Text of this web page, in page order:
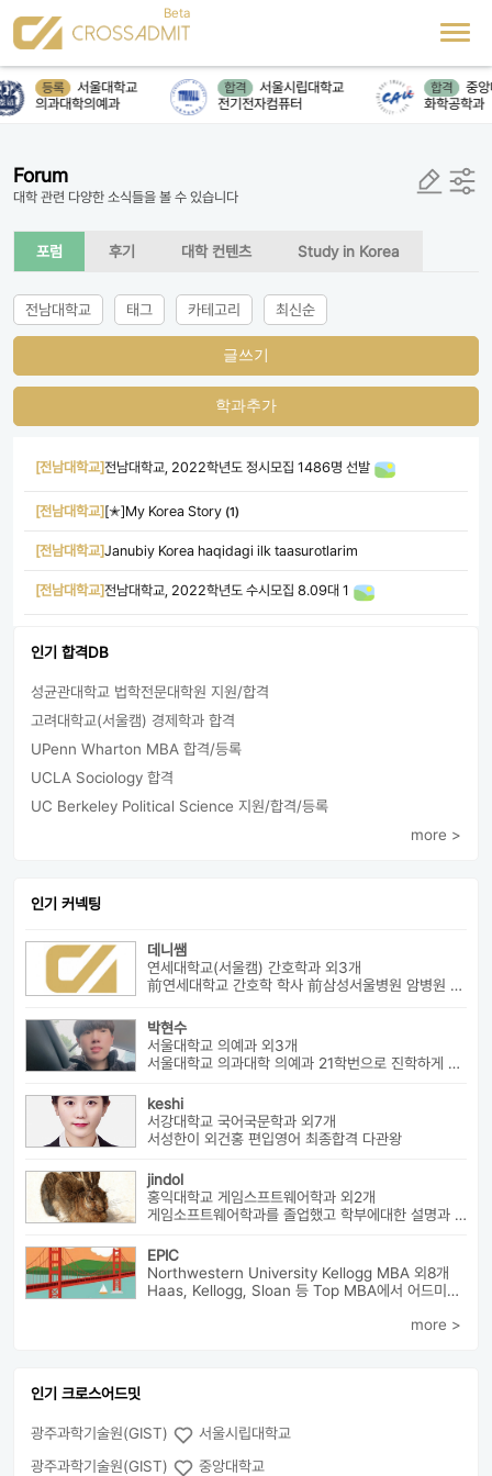
등록
서울대학교
의과대학의예과
합격
서울시립대학교
전기전자컴퓨터
합격
중앙
화학공학과
Forum
대학 관련 다양한 소식들을 볼 수 있습니다
포럼 후기 대학 컨텐츠 Study in Korea
전남대학교 태그 카테고리 최신순
글쓰기
학과추가
[전남대학교]전남대학교, 2022학년도 정시모집 1486명 선발
[전남대학교] [✭]My Korea Story (1)
[전남대학교]Janubiy Korea haqidagi ilk taasurotlarim
[전남대학교]전남대학교, 2022학년도 수시모집 8.09대 1
인기 합격DB
성균관대학교 법학전문대학원 지원/합격
고려대학교(서울캠) 경제학과 합격
UPenn Wharton MBA 합격/등록
UCLA Sociology 합격
UC Berkeley Political Science 지원/합격/등록
more >
인기 커넥팅
데니쌤
연세대학교(서울캠) 간호학과 외3개
前연세대학교 간호학 학사 前삼성서울병원 암병원 수술실 RN 前대치동...
박현수
서울대학교 의예과 외3개
서울대학교 의과대학 의예과 21학번으로 진학하게 될 박현수라고 합니다~
keshi
서강대학교 국어국문학과 외7개
서성한이 외건홍 편입영어 최종합격 다관왕
jindol
홍익대학교 게임스프트웨어학과 외2개
게임소프트웨어학과를 졸업했고 학부에대한 설명과 진로에대해서 알려드릴수 ...
EPIC
Northwestern University Kellogg MBA 외8개
Haas, Kellogg, Sloan 등 Top MBA에서 어드미션을 받았으며 21년 가을...
more >
인기 크로스어드밋
광주과학기술원(GIST)
서울시립대학교
광주과학기술원(GIST)
중앙대학교